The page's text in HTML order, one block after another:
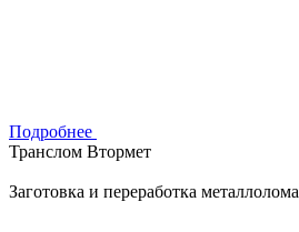
Подробнее
Транслом Втормет
Заготовка и переработка металлолома